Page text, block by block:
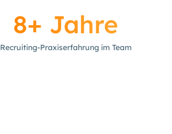
8+ Jahre
Recruiting-Praxiserfahrung im Team